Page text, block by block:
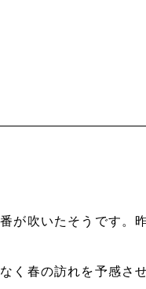
が吹いたそうです。
く春の訪れを予感さ